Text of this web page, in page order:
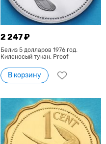
2 247 ₽
Белиз 5 долларов 1976 год.
Киленосый тукан. Proof
В корзину